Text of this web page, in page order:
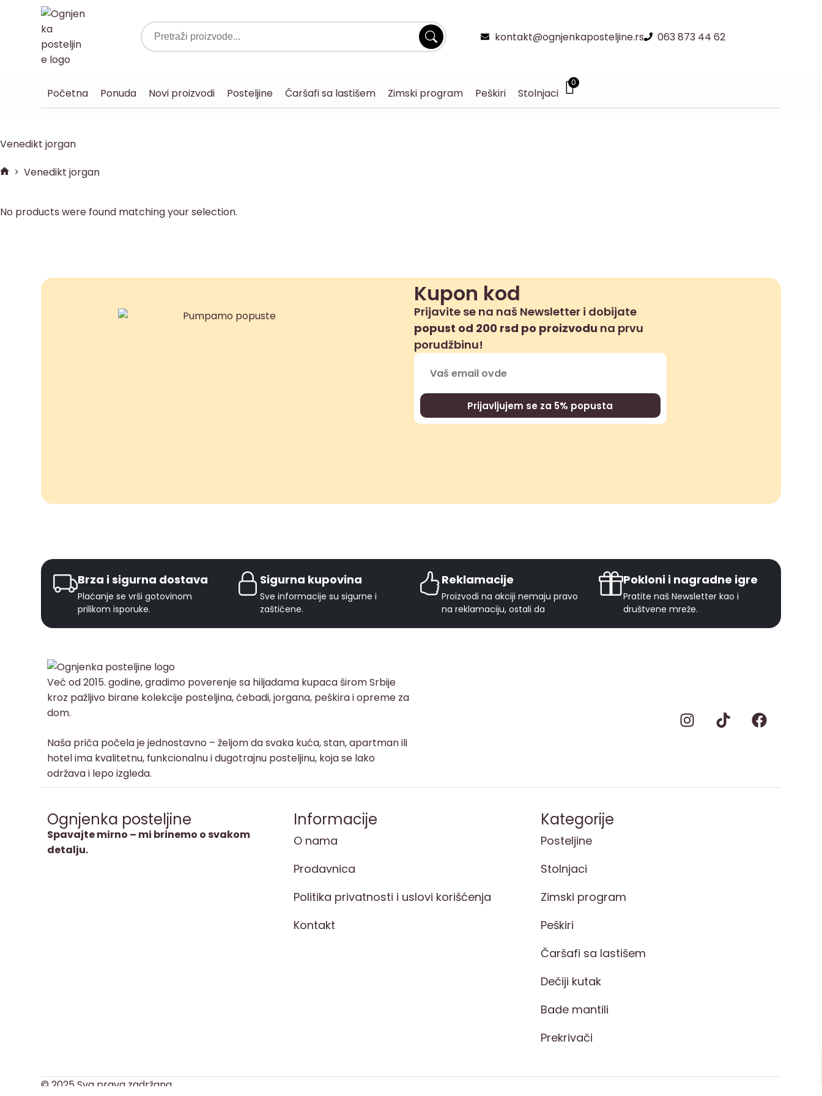
kontakt@ognjenkaposteljine.rs 063 873 44 62
Početna Ponuda Novi proizvodi Posteljine Čaršafi sa lastišem Zimski program Peškiri Stolnjaci
0
Venedikt jorgan
Venedikt jorgan
No products were found matching your selection.
Kupon kod
Prijavite se na naš Newsletter i dobijate
popust od 200 rsd po proizvodu na prvu
porudžbinu!
Prijavljujem se za 5% popusta
Brza i sigurna dostava
Plaćanje se vrši gotovinom
prilikom isporuke.
Sigurna kupovina
Sve informacije su sigurne i
zaštićene.
Reklamacije
Proizvodi na akciji nemaju pravo
na reklamaciju, ostali da
Pokloni i nagradne igre
Pratite naš Newsletter kao i
društvene mreže.
Već od 2015. godine, gradimo poverenje sa hiljadama kupaca širom Srbije
kroz pažljivo birane kolekcije posteljina, ćebadi, jorgana, peškira i opreme za
dom.
Naša priča počela je jednostavno – željom da svaka kuća, stan, apartman ili
hotel ima kvalitetnu, funkcionalnu i dugotrajnu posteljinu, koja se lako
održava i lepo izgleda.
Ognjenka posteljine
Spavajte mirno – mi brinemo o svakom
detalju.
Informacije
O nama
Prodavnica
Politika privatnosti i uslovi korišćenja
Kontakt
Kategorije
Posteljine
Stolnjaci
Zimski program
Peškiri
Čaršafi sa lastišem
Dečiji kutak
Bade mantili
Prekrivači
© 2025 Sva prava zadržana.